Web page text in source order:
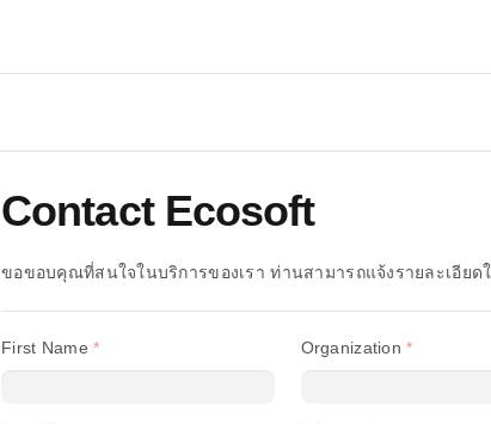
Contact Ecosoft
ขอขอบคุณที่สนใจในบริการของเรา ท่านสามารถแจ้งรายละเอียด
First Name Organization